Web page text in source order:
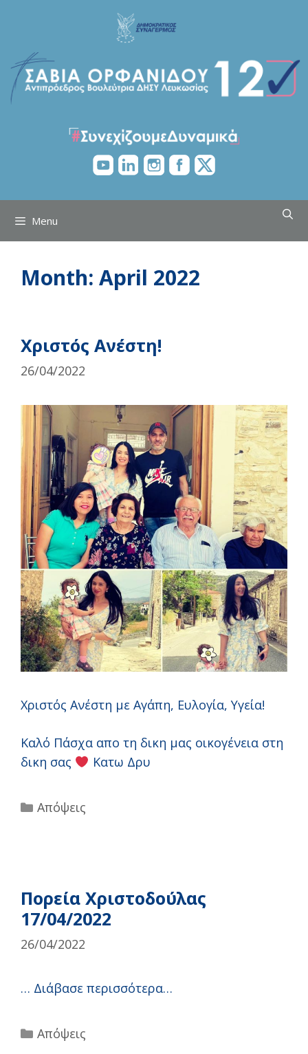
Menu
Month: April 2022
Χριστός Ανέστη!
26/04/2022
Χριστός Ανέστη με Αγάπη, Ευλογία, Υγεία!
Καλό Πάσχα απο τη δικη μας οικογένεια στη
δικη σας
Κατω Δρυ
Categories
Απόψεις
Πορεία Χριστοδούλας
17/04/2022
26/04/2022
… Διάβασε περισσότερα…
Categories
Απόψεις